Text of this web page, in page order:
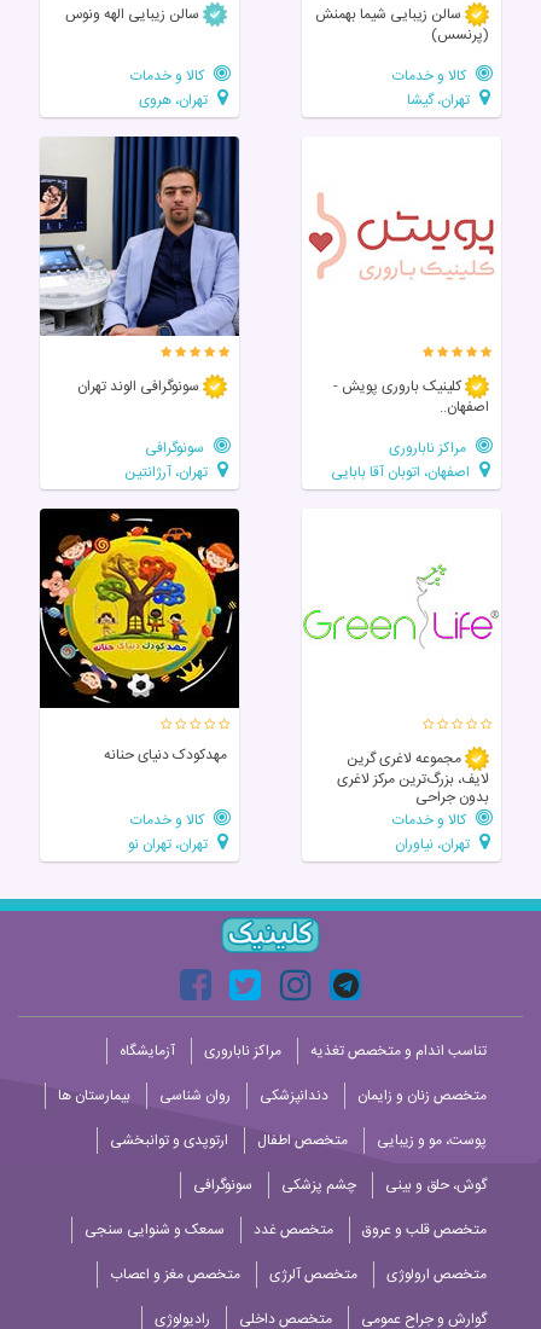
سالن زيبايی شیما بهمنش
(پرنسس)
کالا و خدمات
تهران، گیشا
سالن زیبایی الهه ونوس
کالا و خدمات
تهران، هروی
کلینیک باروری پویش -
اصفهان..
مراکز ناباروری
اصفهان، اتوبان آقا بابایی
سونوگرافی الوند تهران
سونوگرافی
تهران، آرژانتین
مجموعه لاغری گرین
لایف، بزرگ‌ترین مرکز لاغری
بدون جراحی
کالا و خدمات
تهران، نیاوران
مهدکودک دنیای حنانه
کالا و خدمات
تهران، تهران نو
تناسب اندام و متخصص تغذیه مراکز ناباروری
آزمایشگاه
متخصص زنان و زایمان
دندانپزشکی روان شناسی
بیمارستان ها
پوست، مو و زیبایی
متخصص اطفال
ارتوپدی و توانبخشی
گوش، حلق و بینی
چشم پزشکی
سونوگرافی
متخصص قلب و عروق
متخصص غدد
سمعک و شنوایی سنجی
متخصص ارولوژی
متخصص آلرژی
متخصص مغز و اعصاب
گوارش و جراح عمومی
متخصص داخلی رادیولوژی